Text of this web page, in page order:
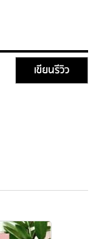
เขียนรีวิว